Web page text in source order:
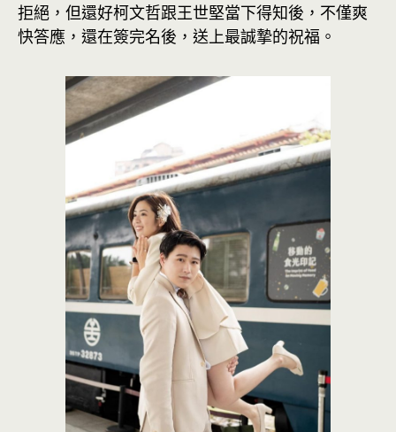
拒絕，但還好柯文哲跟王世堅當下得知後，不僅爽
快答應，還在簽完名後，送上最誠摯的祝福。